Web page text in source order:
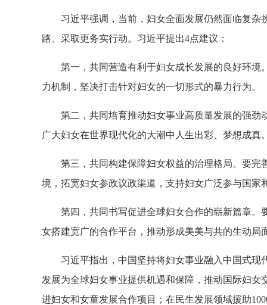
习近平强调，当前，妇女全面发展仍然面临复
路、采取更务实行动。习近平提出4点建议：
第一，共同营造有利于妇女成长发展的良好环
力机制，坚决打击针对妇女的一切形式的暴力行为。
第二，共同培育推动妇女事业高质量发展的强
广大妇女在世界现代化的大潮中人生出彩、梦想成真
第三，共同构建保障妇女权益的治理格局。要
境，拓宽妇女参政议政渠道，支持妇女广泛参与国
第四，共同书写促进全球妇女合作的崭新篇章
女搭建宽广的合作平台，推动形成美美与共的生动局
习近平指出，中国坚持将妇女事业融入中国式
发展为全球妇女事业提供机遇和保障，推动国际妇
进妇女和女童发展合作项目；在民生发展领域援助